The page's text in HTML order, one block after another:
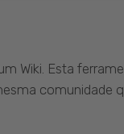
Wiki. Esta
comunidade